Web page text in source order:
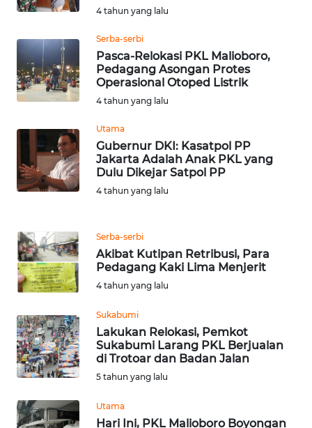
4 tahun yang lalu
Serba-serbi
Pasca-Relokasi PKL Malioboro,
Pedagang Asongan Protes
Operasional Otoped Listrik
4 tahun yang lalu
Utama
Gubernur DKI: Kasatpol PP
Jakarta Adalah Anak PKL yang
Dulu Dikejar Satpol PP
4 tahun yang lalu
Serba-serbi
Akibat Kutipan Retribusi, Para
Pedagang Kaki Lima Menjerit
4 tahun yang lalu
Sukabumi
Lakukan Relokasi, Pemkot
Sukabumi Larang PKL Berjualan
di Trotoar dan Badan Jalan
5 tahun yang lalu
Utama
Hari Ini, PKL Malioboro Boyongan
WN
SULSEL
GORONTALO
WN
SULUT
MALUKU
WN
MALUT
WN
DAIRI
WN
TOBA